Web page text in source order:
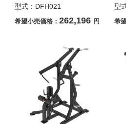
型式：DFH021
希望小売価格： 262,196 円
型
希